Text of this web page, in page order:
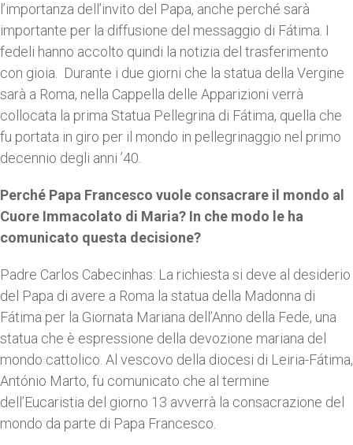
l’importanza dell’invito del Papa, anche perché sarà
importante per la diffusione del messaggio di Fátima. I
fedeli hanno accolto quindi la notizia del trasferimento
con gioia. Durante i due giorni che la statua della Vergine
sarà a Roma, nella Cappella delle Apparizioni verrà
collocata la prima Statua Pellegrina di Fátima, quella che
fu portata in giro per il mondo in pellegrinaggio nel primo
decennio degli anni ’40.
Perché Papa Francesco vuole consacrare il mondo al
Cuore Immacolato di Maria? In che modo le ha
comunicato questa decisione?
Padre Carlos Cabecinhas: La richiesta si deve al desiderio
del Papa di avere a Roma la statua della Madonna di
Fátima per la Giornata Mariana dell’Anno della Fede, una
statua che è espressione della devozione mariana del
mondo cattolico. Al vescovo della diocesi di Leiria-Fátima,
António Marto, fu comunicato che al termine
dell’Eucaristia del giorno 13 avverrà la consacrazione del
mondo da parte di Papa Francesco.